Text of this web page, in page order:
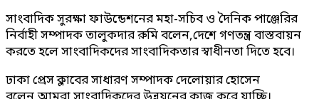
সাংবাদিক সুরক্ষা ফাউন্ডেশনের মহা-সচিব ও দৈনিক পাঞ্জেরির
নির্বাহী সম্পাদক তালুকদার রুমি বলেন,দেশে গণতন্ত্র বাস্তবায়ন
করতে হলে সাংবাদিকদের সাংবাদিকতার স্বাধীনতা দিতে হবে।
ঢাকা প্রেস ক্লাবের সাধারণ সম্পাদক দেলোয়ার হোসেন